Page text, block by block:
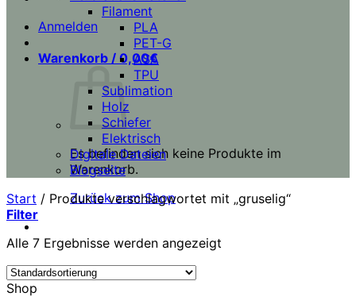
Anmelden
Warenkorb / 0,00€
Es befinden sich keine Produkte im
Warenkorb.
Zurück zum Shop
Filament
PLA
PET-G
ASA
TPU
Sublimation
Holz
Schiefer
Elektrisch
Digitale Dateien
Blogseite
Start / Produkte verschlagwortet mit „gruselig“
Filter
Alle 7 Ergebnisse werden angezeigt
Shop